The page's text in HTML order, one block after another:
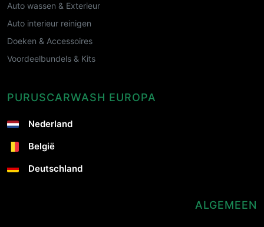
Auto wassen & Exterieur
Auto interieur reinigen
Doeken & Accessoires
Voordeelbundels & Kits
PURUSCARWASH EUROPA
Nederland
België
Deutschland
ALGEMEEN